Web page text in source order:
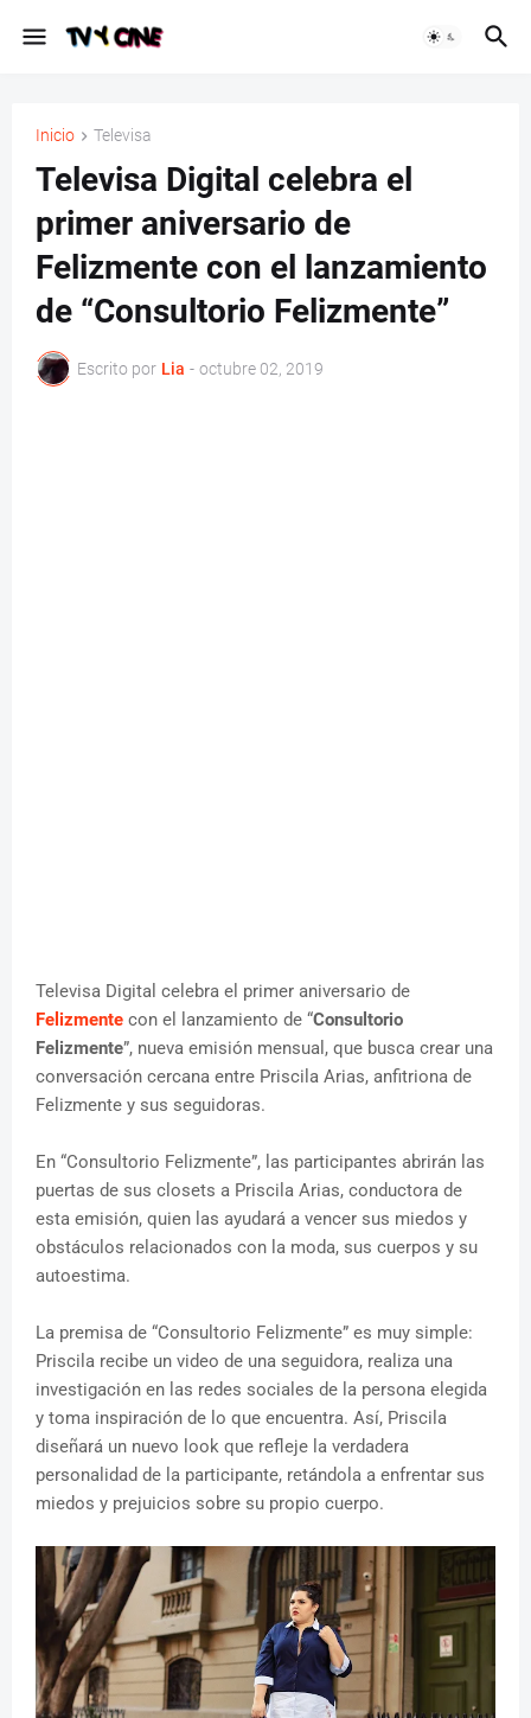
Inicio Televisa
Televisa Digital celebra el
primer aniversario de
Felizmente con el lanzamiento
de “Consultorio Felizmente”
Escrito por Lia - octubre 02, 2019
Televisa Digital celebra el primer aniversario de
Felizmente con el lanzamiento de “Consultorio
Felizmente”, nueva emisión mensual, que busca crear una
conversación cercana entre Priscila Arias, anfitriona de
Felizmente y sus seguidoras.
En “Consultorio Felizmente”, las participantes abrirán las
puertas de sus closets a Priscila Arias, conductora de
esta emisión, quien las ayudará a vencer sus miedos y
obstáculos relacionados con la moda, sus cuerpos y su
autoestima.
La premisa de “Consultorio Felizmente” es muy simple:
Priscila recibe un video de una seguidora, realiza una
investigación en las redes sociales de la persona elegida
y toma inspiración de lo que encuentra. Así, Priscila
diseñará un nuevo look que refleje la verdadera
personalidad de la participante, retándola a enfrentar sus
miedos y prejuicios sobre su propio cuerpo.